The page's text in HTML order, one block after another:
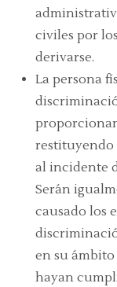
civiles por
derivarse.
La persona
restituyendo
al incidente
Serán
causado los
en su
hayan